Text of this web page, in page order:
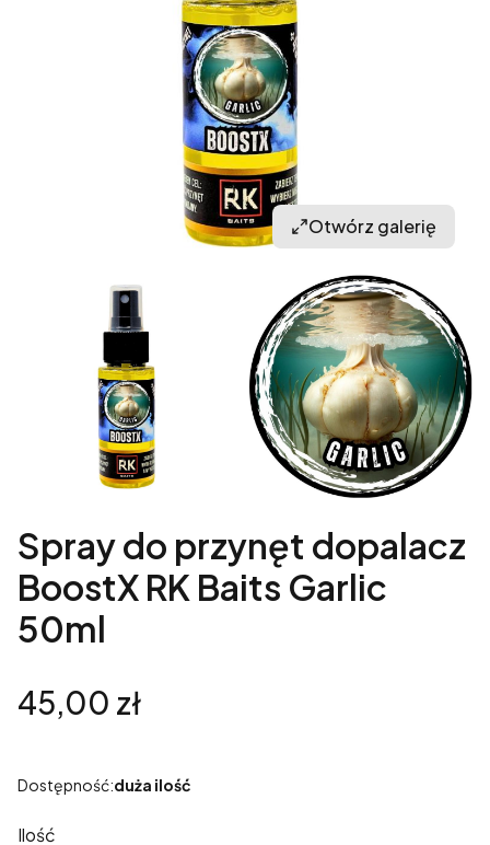
Otwórz galerię
Spray do przynęt dopalacz
BoostX RK Baits Garlic
50ml
Cena
45,00 zł
Dostępność:duża ilość
Ilość